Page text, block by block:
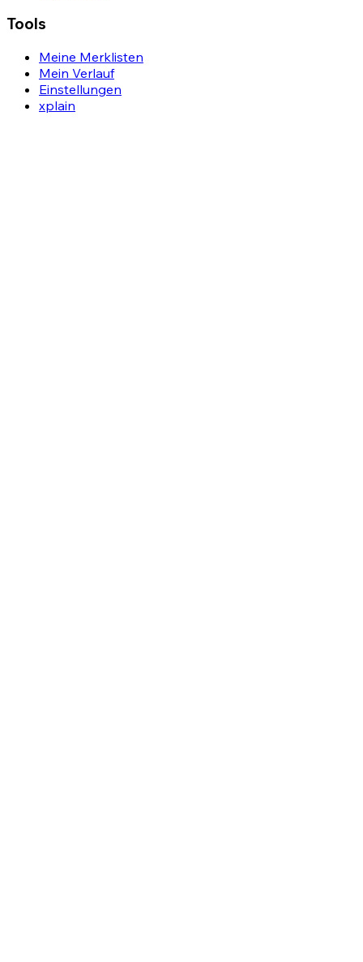
Tools
Meine Merklisten
Mein Verlauf
Einstellungen
xplain